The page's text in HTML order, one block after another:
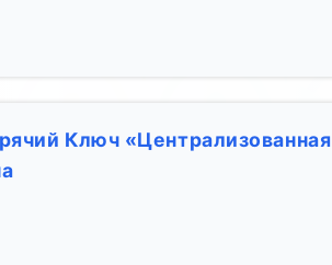
Ключ «Централизованная